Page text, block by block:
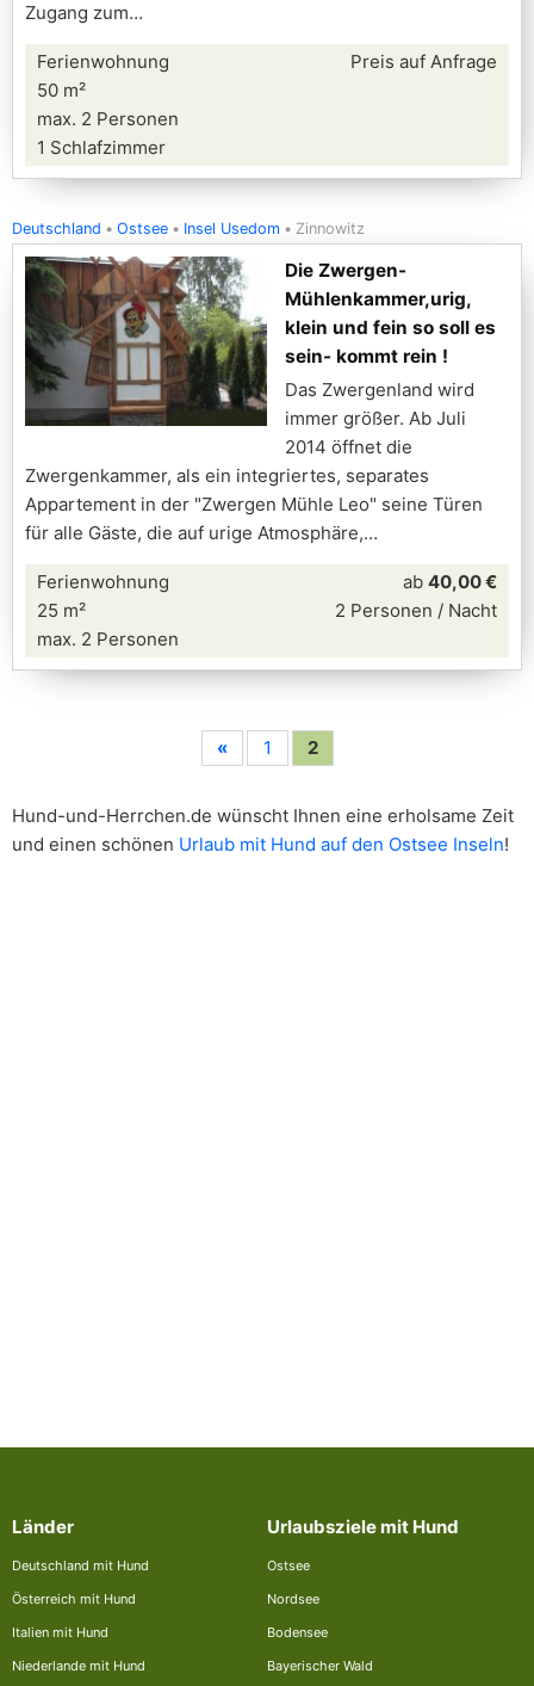
Zugang zum
Ferienwohnung
50 m²
max. 2 Personen
1 Schlafzimmer
Preis auf Anfrage
Deutschland Ostsee Insel Usedom Zinnowitz
Die Zwergen-
Mühlenkammer,urig,
klein und fein so soll es
sein- kommt rein !
Das Zwergenland wird
immer größer. Ab Juli
2014 öffnet die
Zwergenkammer, als ein integriertes, separates
Appartement in der "Zwergen Mühle Leo" seine Türen
für alle Gäste, die auf urige Atmosphäre,
Ferienwohnung
25 m²
max. 2 Personen
ab 40,00 €
2 Personen / Nacht
« 1 2
Hund-und-Herrchen.de wünscht Ihnen eine erholsame Zeit
und einen schönen Urlaub mit Hund auf den Ostsee Inseln!
Länder
Deutschland mit Hund
Österreich mit Hund
Italien mit Hund
Niederlande mit Hund
Urlaubsziele mit Hund
Ostsee
Nordsee
Bodensee
Bayerischer Wald